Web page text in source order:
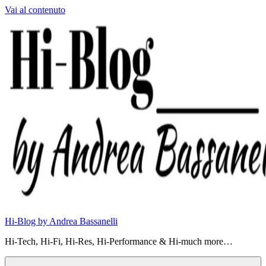
Vai al contenuto
Hi-Blog by Andrea Bassanelli
Hi-Tech, Hi-Fi, Hi-Res, Hi-Performance & Hi-much more…